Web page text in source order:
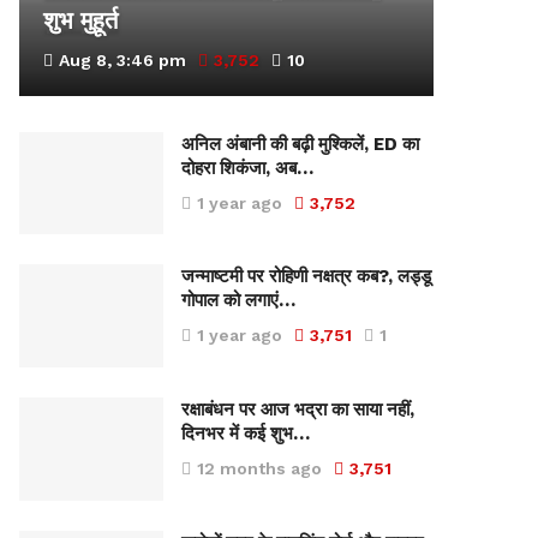
शुभ मुहूर्त
Aug 8, 3:46 pm 3,752 10
अनिल अंबानी की बढ़ी मुश्किलें, ED का
दोहरा शिकंजा, अब…
1 year ago 3,752
जन्माष्टमी पर रोहिणी नक्षत्र कब?, लड्डू
गोपाल को लगाएं…
1 year ago 3,751 1
रक्षाबंधन पर आज भद्रा का साया नहीं,
दिनभर में कई शुभ…
12 months ago 3,751